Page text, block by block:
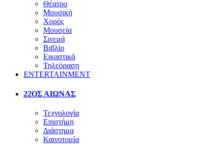
Θέατρο
Μουσική
Χορός
Μουσεία
Σινεμά
Βιβλίο
Εικαστικά
Τηλεόραση
ENTERTAINMENT
22ΟΣ ΑΙΩΝΑΣ
Τεχνολογία
Επιστήμη
Διάστημα
Καινοτομία